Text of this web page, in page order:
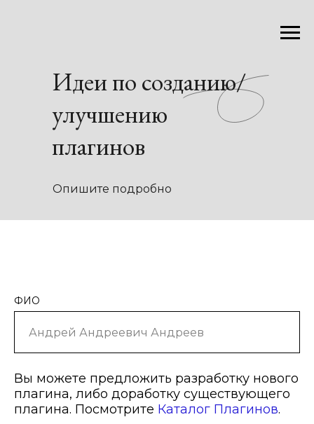
Идеи по созданию/
улучшению
плагинов
Опишите подробно
ФИО
Вы можете предложить разработку нового
плагина, либо доработку существующего
плагина. Посмотрите Каталог Плагинов.